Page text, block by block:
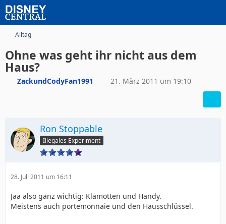
Alltag
Ohne was geht ihr nicht aus dem
Haus?
ZackundCodyFan1991 21. März 2011 um 19:10
Ron Stoppable
Illegales Experiment
28. Juli 2011 um 16:11
Jaa also ganz wichtig: Klamotten und Handy.
Meistens auch portemonnaie und den Hausschlüssel.